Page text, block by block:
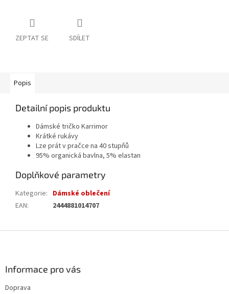
ZEPTAT SE SDÍLET
Popis
Detailní popis produktu
Dámské tričko Karrimor
Krátké rukávy
Lze prát v pračce na 40 stupňů
95% organická bavlna, 5% elastan
Doplňkové parametry
Kategorie: Dámské oblečení
EAN: 2444881014707
Informace pro vás
Doprava